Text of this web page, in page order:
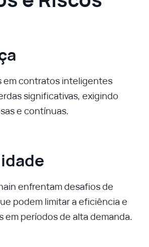
em contratos inteligentes
significativas, exigindo
e contínuas.
enfrentam desafios de
podem limitar a eficiência e
em períodos de alta demanda.